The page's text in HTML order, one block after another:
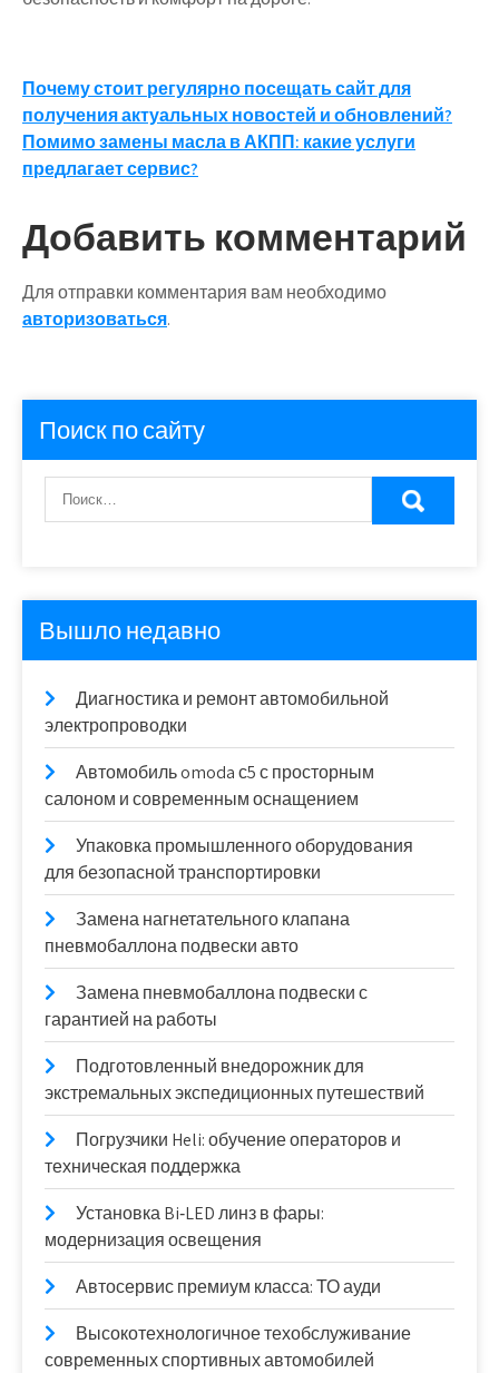
Навигация
по
записям
Почему стоит регулярно посещать сайт для
получения актуальных новостей и обновлений?
Помимо замены масла в АКПП: какие услуги
предлагает сервис?
Добавить комментарий
Для отправки комментария вам необходимо
авторизоваться.
Поиск по сайту
Вышло недавно
Диагностика и ремонт автомобильной
электропроводки
Автомобиль omoda с5 с просторным
салоном и современным оснащением
Упаковка промышленного оборудования
для безопасной транспортировки
Замена нагнетательного клапана
пневмобаллона подвески авто
Замена пневмобаллона подвески с
гарантией на работы
Подготовленный внедорожник для
экстремальных экспедиционных путешествий
Погрузчики Heli: обучение операторов и
техническая поддержка
Установка Bi‑LED линз в фары:
модернизация освещения
Автосервис премиум класса: ТО ауди
Высокотехнологичное техобслуживание
современных спортивных автомобилей